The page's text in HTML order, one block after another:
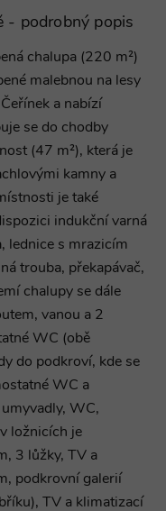
- podrobný popis
chalupa (220 m²)
malebnou na lesy
a nabízí
se do chodby
(47 m²), která je
kamny a
je také
indukční varná
lednice s mrazicím
trouba, překapávač,
chalupy se dále
vanou a 2
WC (obě
do podkroví, kde se
WC a
WC,
ložnicích je
3 lůžky, TV a
podkrovní galerií
TV a klimatizací